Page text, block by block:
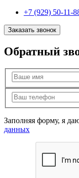
+7 (929) 50-11-
Заказать звонок
Обратный
Заполняя форму, я
данных